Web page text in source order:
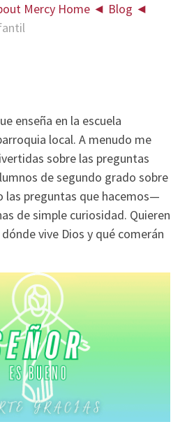
Mercy Home ◄ Blog ◄
enseña en la escuela
local. A menudo me
sobre las preguntas
de segundo grado sobre
las preguntas que hacemos—
de simple curiosidad. Quieren
vive Dios y qué comerán